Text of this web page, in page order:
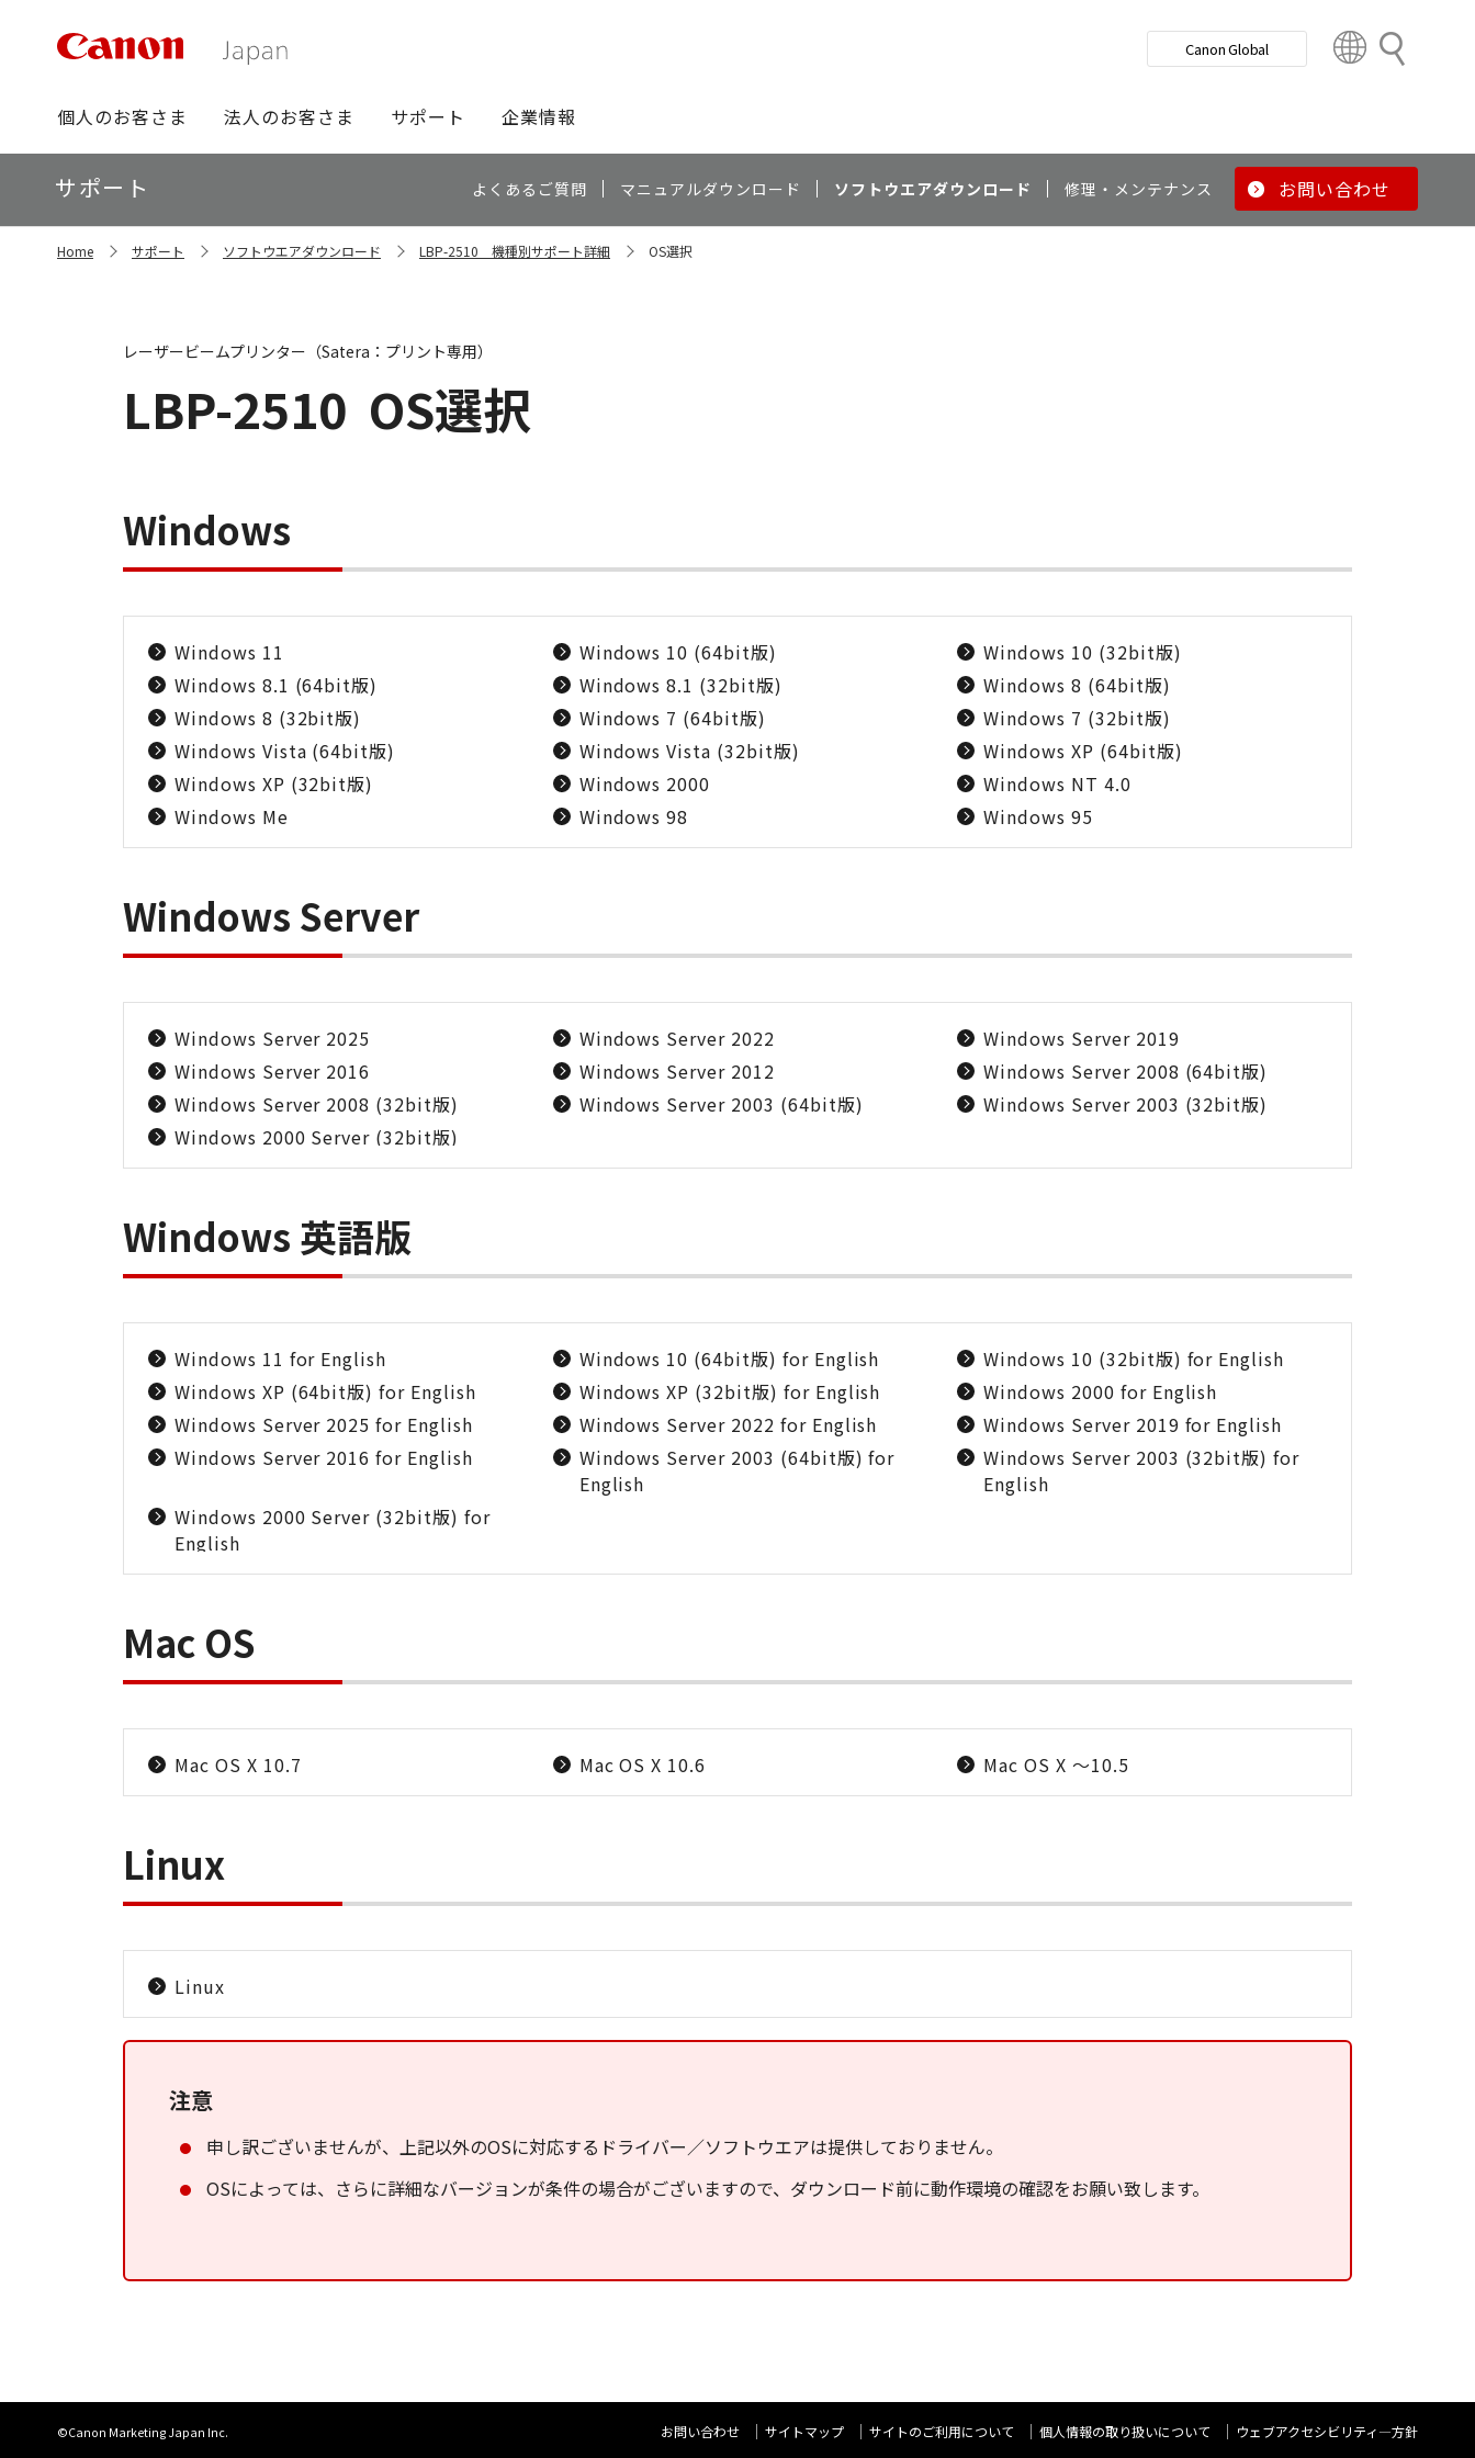
検
グ
ロ
ー
バ
ビ
個人のお客さま 法人のお客さま サポート 企業情報
Canon Global
t
y
ロ
ー
カ
ル
サポート よくあるご質問 マニュアルダウンロード ソフトウエアダウンロード 修理・メンテナンス お問い合わせ
Home サポート ソフトウエアダウンロード LBP-2510 機種別サポート詳細 OS選択
LBP-2510 OS選択
レーザービームプリンター（Satera：プリント専用）
Windows
Windows 11 Windows 10 (64bit版)
Windows 10 (32bit版)
Windows 8.1 (64bit版)
Windows 8.1 (32bit版)
Windows 8 (64bit版)
Windows 8 (32bit版)
Windows 7 (64bit版)
Windows 7 (32bit版)
Windows Vista (64bit版)
Windows Vista (32bit版)
Windows XP (64bit版)
Windows XP (32bit版)
Windows 2000
Windows NT 4.0
Windows Me
Windows 98 Windows 95
Windows Server
Windows Server 2025 Windows Server 2022
Windows Server 2019
Windows Server 2016
Windows Server 2012
Windows Server 2008 (64bit版)
Windows Server 2008 (32bit版)
Windows Server 2003 (64bit版)
Windows Server 2003 (32bit版)
Windows 2000 Server (32bit版)
Windows 英語版
Windows 11 for English Windows 10 (64bit版) for English
Windows 10 (32bit版) for English
Windows XP (64bit版) for English
Windows XP (32bit版) for English
Windows 2000 for English
Windows Server 2025 for English
Windows Server 2022 for English
Windows Server 2019 for English
Windows Server 2016 for English
Windows Server 2003 (64bit版) for
English
Windows Server 2003 (32bit版) for
English
Windows 2000 Server (32bit版) for
English
Mac OS
Mac OS X 10.7 Mac OS X 10.6 Mac OS X ～10.5
Linux
Linux
注意
申し訳ございませんが、上記以外のOSに対応するドライバー／ソフトウエアは提供しておりません。
OSによっては、さらに詳細なバージョンが条件の場合がございますので、ダウンロード前に動作環境の確認をお願い致します。
お問い合わせ サイトマップ サイトのご利用について 個人情報の取り扱いについて ウェブアクセシビリティ―方針
©Canon Marketing Japan Inc.